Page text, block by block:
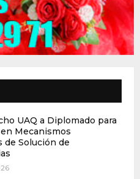
UAQ a Diplomado para
Mecanismos
de Solución de